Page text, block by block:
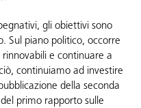
gli obiettivi sono
Sul piano politico, occorre
e continuare a
continuiamo ad investire
della seconda
primo rapporto sulle